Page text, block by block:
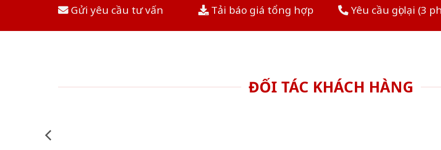
Gửi yêu cầu tư vấn Tải báo giá tổng hợp Yêu cầu gọi lại (3
ĐỐI TÁC KHÁCH HÀNG